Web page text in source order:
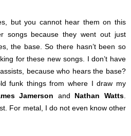
but you cannot hear them on this
songs because they went out just
the base. So there hasn’t been so
for these new songs. I don’t have
because who hears the base?
funk things from where I draw my
Jamerson and Nathan Watts
For metal, I do not even know other